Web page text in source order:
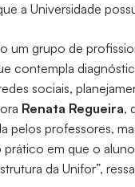
a Universidade
um grupo de
contempla
sociais,
Renata Regueira,
pelos professores,
em que o
da Unifor”,